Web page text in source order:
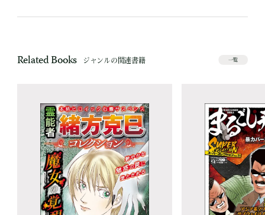
Related Books ジャンルの関連書籍 一覧